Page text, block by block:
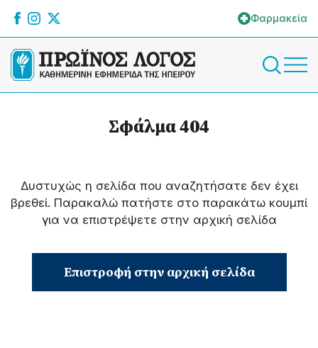
Φαρμακεία
Σφάλμα 404
Δυστυχώς η σελίδα που αναζητήσατε δεν έχει
βρεθεί. Παρακαλώ πατήστε στο παρακάτω κουμπί
για να επιστρέψετε στην αρχική σελίδα
Επιστροφή στην αρχική σελίδα